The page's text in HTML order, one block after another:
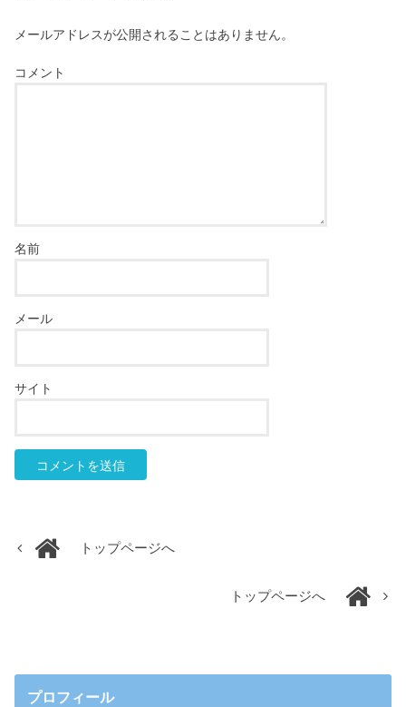
メールアドレスが公開されることはありません。
コメント
名前
メール
サイト
トップページへ
トップページへ
プロフィール